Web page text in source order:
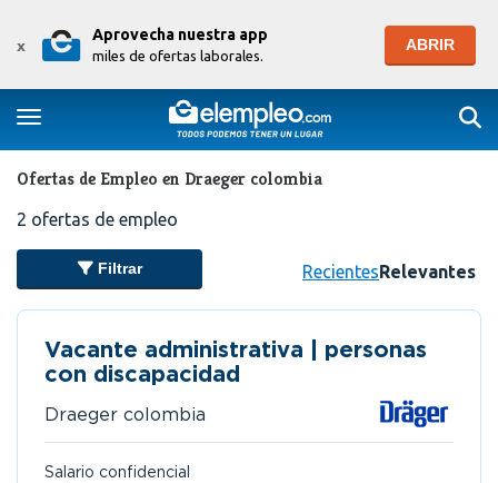
x
Aprovecha nuestra app
miles de ofertas laborales.
ABRIR
Toggle navigation
Ofertas de Empleo en Draeger colombia
2 ofertas de empleo
Filtrar RecientesRelevantes
Vacante administrativa | personas
con discapacidad
Draeger colombia
Salario confidencial